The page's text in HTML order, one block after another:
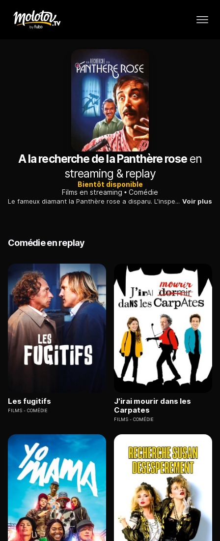
A la recherche de la Panthère roseen
streaming & replay
Bientôt disponible
Films en streaming
Comédie
Le fameux diamant la Panthère rose a disparu. L'inspecteur Clouseau qui a été appelé pour mener l'enquête, disparaît avec son avion. Marie Jouvet, une célèbre journaliste française, va alors tenter de le retrouver... Voir plus
Comédie en replay
Les fugitifs
FILMS COMÉDIE
J'irai mourir dans les
Carpates
FILMS COMÉDIE